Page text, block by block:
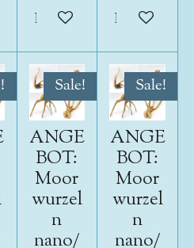
In den Warenkorb
In den
Sale!
ANGE
BOT:
Moor
wurzel
n
nano/
Sale!
ANGE
BOT:
Moor
wurzel
n
nano/